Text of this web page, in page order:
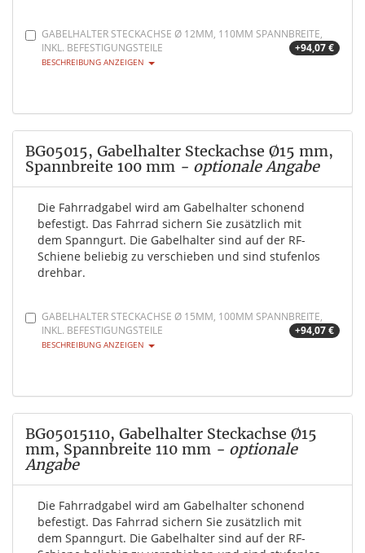
GABELHALTER STECKACHSE Ø 12MM, 110MM SPANNBREITE,
INKL. BEFESTIGUNGSTEILE
+94,07 €
BESCHREIBUNG ANZEIGEN
BG05015, Gabelhalter Steckachse Ø15 mm,
Spannbreite 100 mm - optionale Angabe
Die Fahrradgabel wird am Gabelhalter schonend
befestigt. Das Fahrrad sichern Sie zusätzlich mit
dem Spanngurt. Die Gabelhalter sind auf der RF-
Schiene beliebig zu verschieben und sind stufenlos
drehbar.
GABELHALTER STECKACHSE Ø 15MM, 100MM SPANNBREITE,
INKL. BEFESTIGUNGSTEILE
+94,07 €
BESCHREIBUNG ANZEIGEN
BG05015110, Gabelhalter Steckachse Ø15
mm, Spannbreite 110 mm - optionale
Angabe
Die Fahrradgabel wird am Gabelhalter schonend
befestigt. Das Fahrrad sichern Sie zusätzlich mit
dem Spanngurt. Die Gabelhalter sind auf der RF-